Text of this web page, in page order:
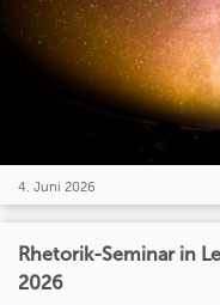
4. Juni 2026
Rhetorik-Seminar in
2026